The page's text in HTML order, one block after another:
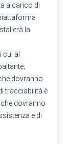
a carico di
la
cui al
dovranno
tracciabilità è
dovranno
e di